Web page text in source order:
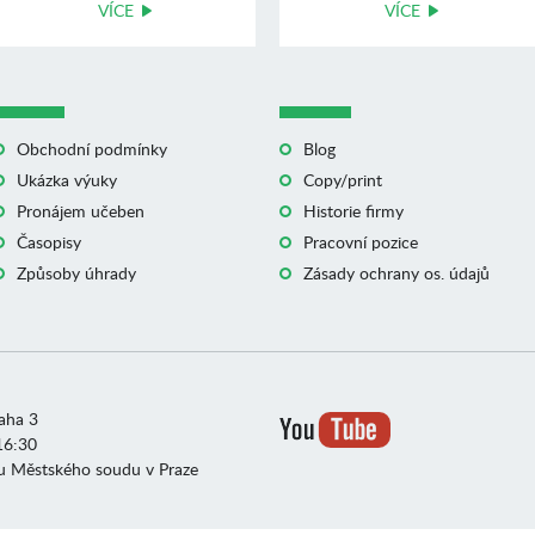
VÍCE VÍCE
Obchodní podmínky
Ukázka výuky
Pronájem učeben
Časopisy
Způsoby úhrady
Blog
Copy/print
Historie firmy
Pracovní pozice
Zásady ochrany os. údajů
3
Městského soudu v Praze